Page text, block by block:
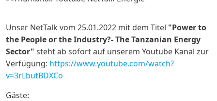
Unser NetTalk vom 25.01.2022 mit dem Titel "Power to
the People or the Industry?- The Tanzanian Energy
Sector" steht ab sofort auf unserem Youtube Kanal zur
Verfügung: https://www.youtube.com/watch?
v=3rLbutBDXCo
Gäste: